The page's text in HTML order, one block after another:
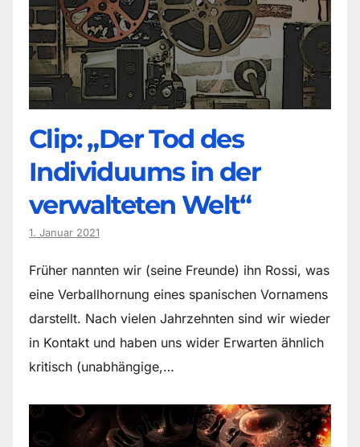
Clip: „Der Tod des
Individuums in der
verwalteten Welt“
1. Januar 2021
Früher nannten wir (seine Freunde) ihn Rossi, was
eine Verballhornung eines spanischen Vornamens
darstellt. Nach vielen Jahrzehnten sind wir wieder
in Kontakt und haben uns wider Erwarten ähnlich
kritisch (unabhängige,…